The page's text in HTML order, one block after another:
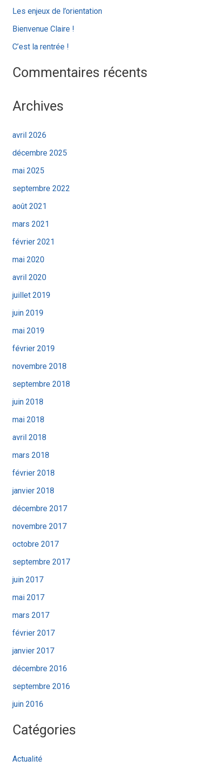
Les enjeux de l’orientation
Bienvenue Claire !
C’est la rentrée !
Commentaires récents
Archives
avril 2026
décembre 2025
mai 2025
septembre 2022
août 2021
mars 2021
février 2021
mai 2020
avril 2020
juillet 2019
juin 2019
mai 2019
février 2019
novembre 2018
septembre 2018
juin 2018
mai 2018
avril 2018
mars 2018
février 2018
janvier 2018
décembre 2017
novembre 2017
octobre 2017
septembre 2017
juin 2017
mai 2017
mars 2017
février 2017
janvier 2017
décembre 2016
septembre 2016
juin 2016
Catégories
Actualité